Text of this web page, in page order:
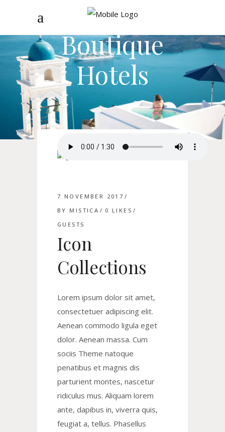
Mistica
Boutique
Hotels
7 NOVEMBER 2017
BYMISTICA 0 LIKES
GUESTS
Icon
Collections
Lorem ipsum dolor sit amet,
consectetuer adipiscing elit.
Aenean commodo ligula eget
dolor. Aenean massa. Cum
sociis Theme natoque
penatibus et magnis dis
parturient montes, nascetur
ridiculus mus. Aliquam lorem
ante, dapibus in, viverra quis,
feugiat a, tellus. Phasellus